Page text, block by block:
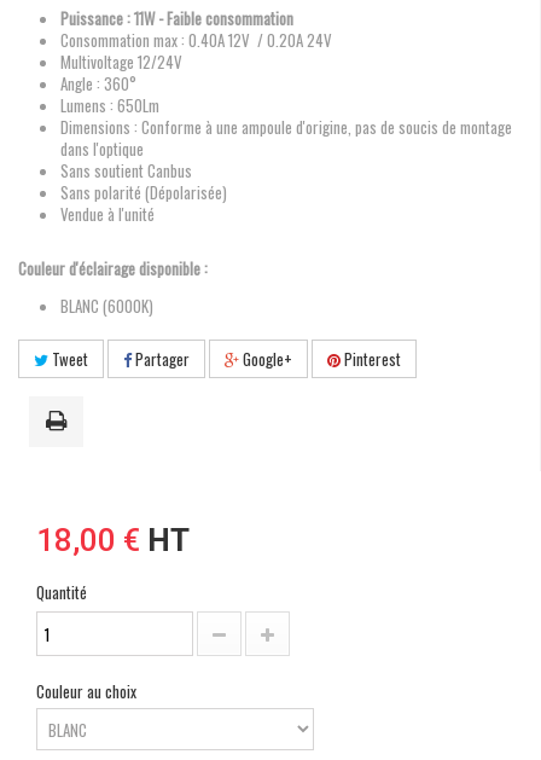
Puissance : 11W - Faible consommation
Consommation max : 0.40A 12V / 0.20A 24V
Multivoltage 12/24V
Angle : 360°
Lumens : 650Lm
Dimensions : Conforme à une ampoule d'origine, pas de soucis de montage
dans l'optique
Sans soutient Canbus
Sans polarité (Dépolarisée)
Vendue à l'unité
Couleur d'éclairage disponible :
BLANC (6000K)
Tweet Partager Google+ Pinterest
18,00 € HT
Quantité
Couleur au choix